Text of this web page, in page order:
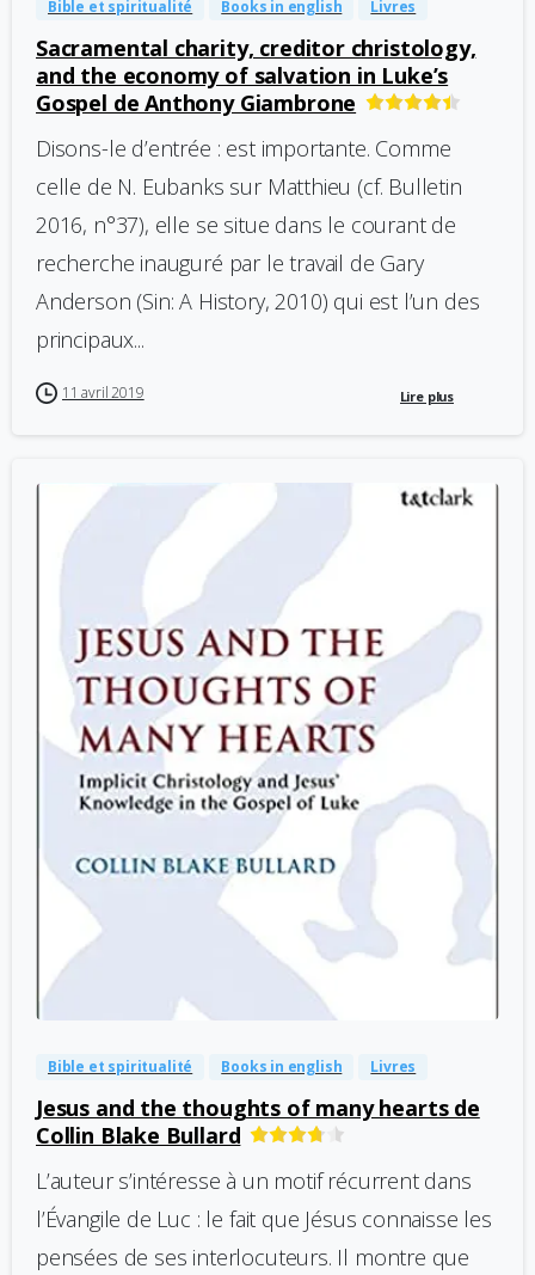
Bible et spiritualité Books in english Livres
Sacramental charity, creditor christology,
and the economy of salvation in Luke’s
Gospel de Anthony Giambrone
Disons-le d’entrée : est importante. Comme
celle de N. Eubanks sur Matthieu (cf. Bulletin
2016, n°37), elle se situe dans le courant de
recherche inauguré par le travail de Gary
Anderson (Sin: A History, 2010) qui est l’un des
principaux...
11 avril 2019 Lire plus
Bible et spiritualité Books in english Livres
Jesus and the thoughts of many hearts de
Collin Blake Bullard
L’auteur s’intéresse à un motif récurrent dans
l’Évangile de Luc : le fait que Jésus connaisse les
pensées de ses interlocuteurs. Il montre que